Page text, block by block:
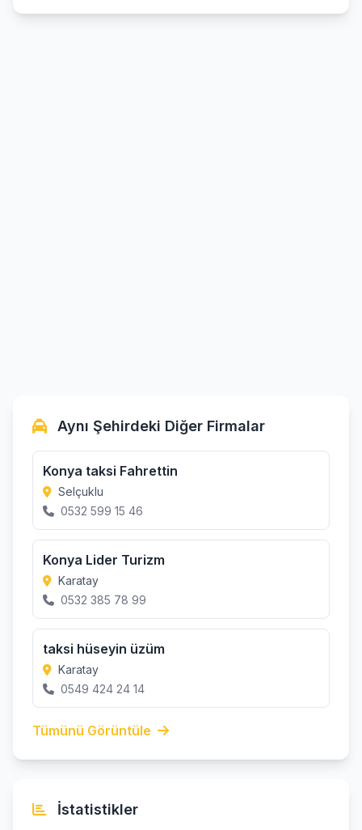
Aynı Şehirdeki Diğer Firmalar
Konya taksi Fahrettin
Selçuklu
0532 599 15 46
Konya Lider Turizm
Karatay
0532 385 78 99
taksi hüseyin üzüm
Karatay
0549 424 24 14
Tümünü Görüntüle
İstatistikler